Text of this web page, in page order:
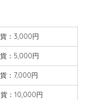
：3,000円
：5,000円
：7,000円
：10,000円